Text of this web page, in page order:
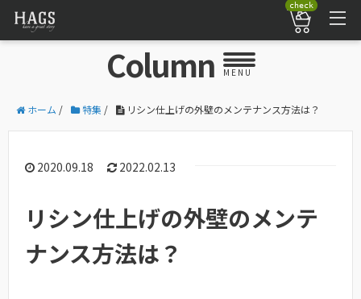
check
Column MENU
ホーム / 特集 / リシン仕上げの外壁のメンテナンス方法は？
2020.09.18 2022.02.13
リシン仕上げの外壁のメンテ
ナンス方法は？